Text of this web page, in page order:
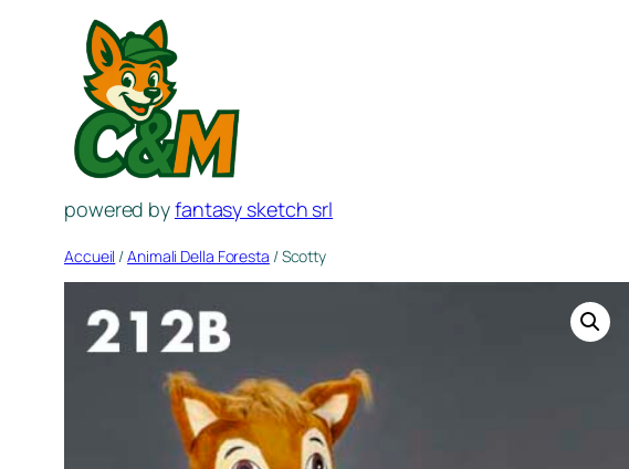
contenu
powered byfantasy sketch srl
Accueil /Animali Della Foresta / Scotty